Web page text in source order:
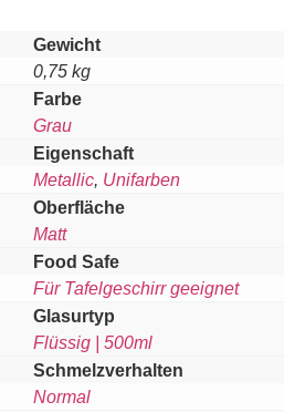
Gewicht
0,75 kg
Farbe
Grau
Eigenschaft
Metallic, Unifarben
Oberfläche
Matt
Food Safe
Für Tafelgeschirr geeignet
Glasurtyp
Flüssig | 500ml
Schmelzverhalten
Normal